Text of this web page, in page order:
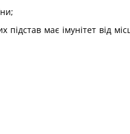
має імунітет від